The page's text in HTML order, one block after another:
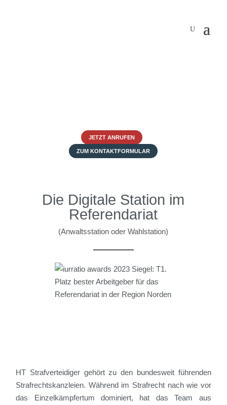
JETZT ANRUFEN
ZUM KONTAKTFORMULAR
Die Digitale Station im
Referendariat
(Anwaltsstation oder Wahlstation)
HT Strafverteidiger gehört zu den bundesweit führenden
Strafrechtskanzleien. Während im Strafrecht nach wie vor
das Einzelkämpfertum dominiert, hat das Team aus